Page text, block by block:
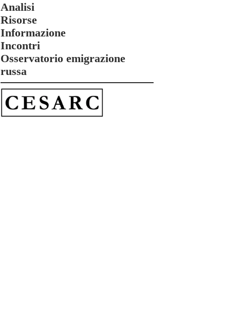
Analisi
Risorse
Informazione
Incontri
Osservatorio emigrazione
russa